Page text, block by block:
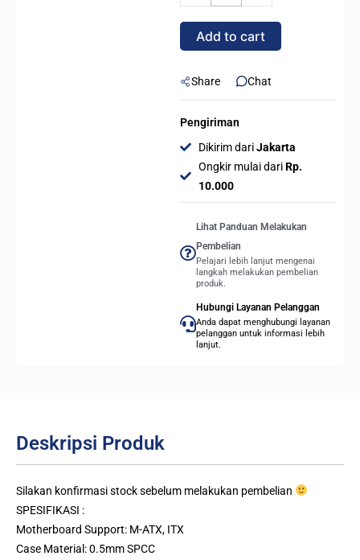
ATX
PC
Casing
FAN]
Putih
quantity
Add to cart
Share Chat
Pengiriman
Dikirim dariJakarta
Ongkir mulai dariRp.
10.000
Lihat Panduan Melakukan
Pembelian
Pelajari lebih lanjut mengenai
langkah melakukan pembelian
produk.
Hubungi Layanan Pelanggan
Anda dapat menghubungi layanan
pelanggan untuk informasi lebih
lanjut.
Deskripsi Produk
Silakan konfirmasi stock sebelum melakukan pembelian
SPESIFIKASI :
Motherboard Support: M-ATX, ITX
Case Material: 0.5mm SPCC